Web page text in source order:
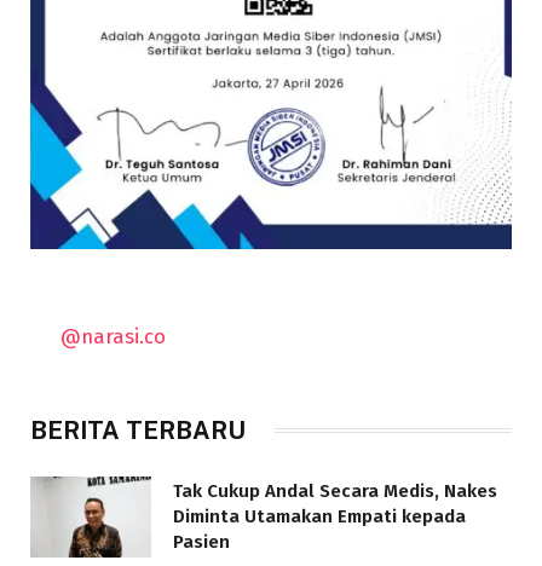
@narasi.co
BERITA TERBARU
Tak Cukup Andal Secara Medis, Nakes
Diminta Utamakan Empati kepada
Pasien